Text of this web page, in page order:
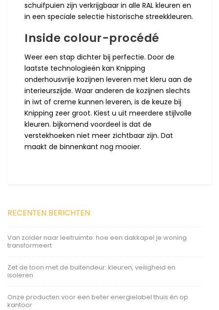
schuifpuien zijn verkrijgbaar in alle RAL kleuren en
in een speciale selectie historische streekkleuren.
Inside colour-procédé
Weer een stap dichter bij perfectie. Door de
laatste technologieën kan Knipping
onderhousvrije kozijnen leveren met kleru aan de
interieurszijde. Waar anderen de kozijnen slechts
in iwt of creme kunnen leveren, is de keuze bij
Knipping zeer groot. Kiest u uit meerdere stijlvolle
kleuren. bijkomend voordeel is dat de
verstekhoeken niet meer zichtbaar zijn. Dat
maakt de binnenkant nog mooier.
RECENTEN BERICHTEN
Van zolder naar leefruimte: hoe een dakkapel je woning
transformeert
Zet de toon met de buitendeur: kleuren, veiligheid en
isoleren
Onze producten voor een beter energielabel thuis én op
kantoor